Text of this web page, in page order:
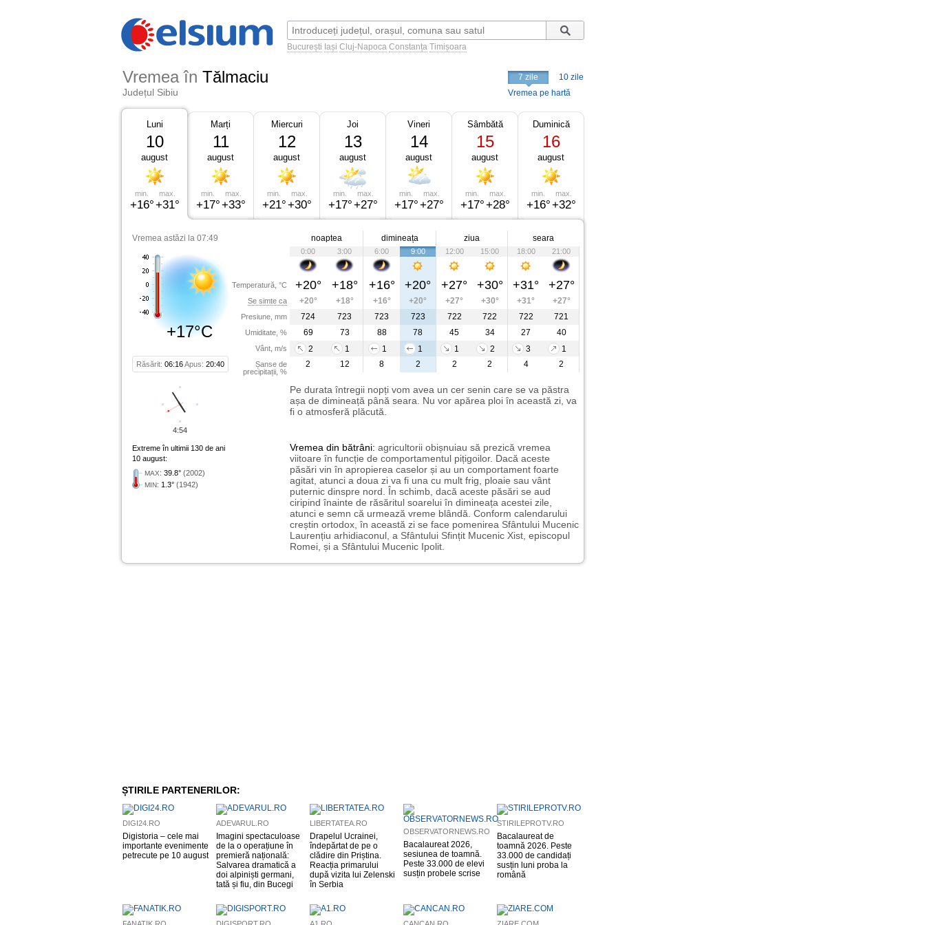
București Iași Cluj-Napoca Constanța Timișoara
Vremea în Tălmaciu
Județul Sibiu
7 zile
10 zile
Vremea pe hartă
Luni
10
august
min.
+16°
max.
+31°
Marți
11
august
min.
+17°
max.
+33°
Miercuri
12
august
min.
+21°
max.
+30°
Joi
13
august
min.
+17°
max.
+27°
Vineri
14
august
min.
+17°
max.
+27°
Sâmbătă
15
august
min.
+17°
max.
+28°
Duminică
16
august
min.
+16°
max.
+32°
Vremea astăzi la 07:49
+17°C
Răsărit: 06:16Apus: 20:40
Temperatură, °C
Se simte ca
Presiune, mm
Umiditate, %
Vânt, m/s
Șanse de
precipitații, %
noaptea dimineața ziua seara
0:00 3:00 6:00 9:00 12:00 15:00 18:00 21:00
+20° +18° +16° +20° +27° +30° +31° +27°
+20° +18° +16° +20° +27° +30° +31°
+27°
724
723 723 723 722 722 722
721
69
73 88 78 45 34 27
40
2
1 1 1 1 2 3
1
2
12 8 2 2 2 4 2
Pe durata întregii nopți vom avea un cer senin care se va păstra
așa de dimineață până seara. Nu vor apărea ploi în această zi, va
fi o atmosferă plăcută.
Extreme în ultimii 130 de ani
10 august:
MAX: 39.8° (2002)
MIN: 1.3° (1942)
Vremea din bătrâni: agricultorii obișnuiau să prezică vremea
viitoare în funcție de comportamentul pițigoilor. Dacă aceste
păsări vin în apropierea caselor și au un comportament foarte
agitat, atunci a doua zi va fi una cu mult frig, ploaie sau vânt
puternic dinspre nord. În schimb, dacă aceste păsări se aud
ciripind înainte de răsăritul soarelui în dimineața acestei zile,
atunci e semn că urmează vreme blândă. Conform calendarului
creștin ortodox, în această zi se face pomenirea Sfântului Mucenic
Laurențiu arhidiaconul, a Sfântului Sfințit Mucenic Xist, episcopul
Romei, și a Sfântului Mucenic Ipolit.
4:54
ȘTIRILE PARTENERILOR:
DIGI24.RO
Digistoria – cele mai
importante evenimente
petrecute pe 10 august
ADEVARUL.RO
Imagini spectaculoase
de la o operațiune în
premieră națională:
Salvarea dramatică a
doi alpiniști germani,
tată și fiu, din Bucegi
LIBERTATEA.RO
Drapelul Ucrainei,
îndepărtat de pe o
clădire din Priștina.
Reacția primarului
după vizita lui Zelenski
în Serbia
OBSERVATORNEWS.RO
Bacalaureat 2026,
sesiunea de toamnă.
Peste 33.000 de elevi
susțin probele scrise
STIRILEPROTV.RO
Bacalaureat de
toamnă 2026. Peste
33.000 de candidați
susțin luni proba la
română